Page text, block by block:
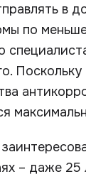
в
по
– даже